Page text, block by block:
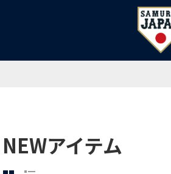
ジャパンオフィシャ
NEWアイテム